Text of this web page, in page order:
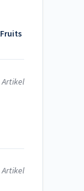
Artikel
Artikel